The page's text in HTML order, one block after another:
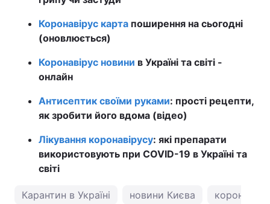
Коронавірус карта поширення на сьогодні
(оновлюється)
Коронавірус новини в Україні та світі -
онлайн
Антисептик своїми руками: прості рецепти,
як зробити його вдома (відео)
Лікування коронавірусу: які препарати
використовують при COVID-19 в Україні та
світі
Карантин в Україні новини Києва